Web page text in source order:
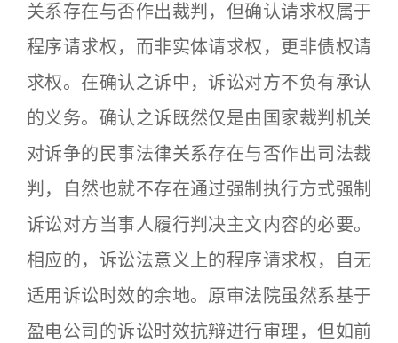
关系存在与否作出裁判，但确认请求权属于
程序请求权，而非实体请求权，更非债权请
求权。在确认之诉中，诉讼对方不负有承认
的义务。确认之诉既然仅是由国家裁判机关
对诉争的民事法律关系存在与否作出司法裁
判，自然也就不存在通过强制执行方式强制
诉讼对方当事人履行判决主文内容的必要。
相应的，诉讼法意义上的程序请求权，自无
适用诉讼时效的余地。原审法院虽然系基于
盈电公司的诉讼时效抗辩进行审理，但如前